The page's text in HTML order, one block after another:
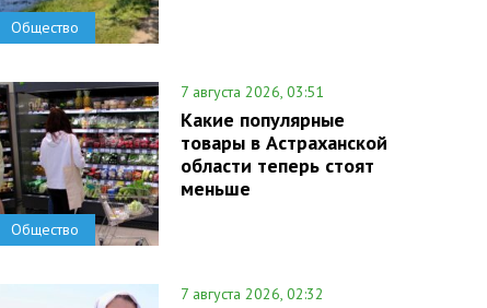
Общество
Общество
7 августа 2026, 03:51
Какие популярные
товары в Астраханской
области теперь стоят
меньше
7 августа 2026, 02:32